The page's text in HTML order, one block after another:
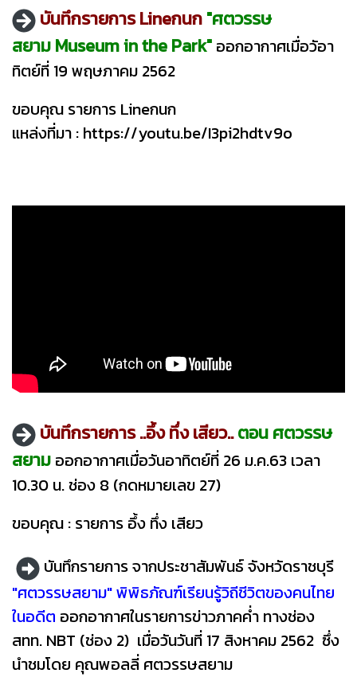
บันทึกรายการ Lineกนก"ศตวรรษ
สยาม Museum in the Park" ออกอากาศเมื่อวัอา
ทิตย์ที่ 19 พฤษภาคม 2562
ขอบคุณ รายการ Lineกนก
แหล่งที่มา : https://youtu.be/I3pi2hdtv9o
บันทึกรายการ ..อึ้ง ทึ่ง เสียว..ตอน ศตวรรษ
สยาม ออกอากาศเมื่อวันอาทิตย์ที่ 26 ม.ค.63 เวลา
10.30 น. ช่อง 8 (กดหมายเลข 27)
ขอบคุณ : รายการ อึ้ง ทึ่ง เสียว
บันทึกรายการ จากประชาสัมพันธ์ จังหวัดราชบุรี
"ศตวรรษสยาม" พิพิธภัณฑ์เรียนรู้วิถีชีวิตของคนไทย
ในอดีต ออกอากาศในรายการข่าวภาคค่ำ ทางช่อง
สทท. NBT (ช่อง 2) เมื่อวันวันที่ 17 สิงหาคม 2562 ซึ่ง
นำชมโดย คุณพอลลี่ ศตวรรษสยาม